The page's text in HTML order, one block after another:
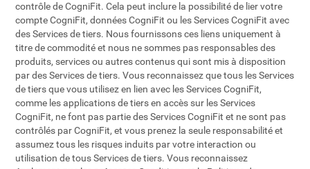
contrôle de CogniFit. Cela peut inclure la possibilité de lier votre
compte CogniFit, données CogniFit ou les Services CogniFit avec
des Services de tiers. Nous fournissons ces liens uniquement à
titre de commodité et nous ne sommes pas responsables des
produits, services ou autres contenus qui sont mis à disposition
par des Services de tiers. Vous reconnaissez que tous les Services
de tiers que vous utilisez en lien avec les Services CogniFit,
comme les applications de tiers en accès sur les Services
CogniFit, ne font pas partie des Services CogniFit et ne sont pas
contrôlés par CogniFit, et vous prenez la seule responsabilité et
assumez tous les risques induits par votre interaction ou
utilisation de tous Services de tiers. Vous reconnaissez